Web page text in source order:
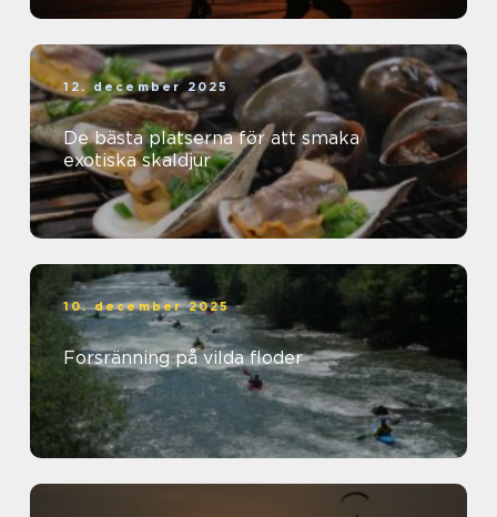
12. december 2025
De bästa platserna för att smaka
exotiska skaldjur
10. december 2025
Forsränning på vilda floder